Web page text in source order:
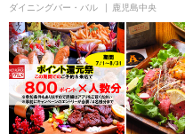
ダイニングバー・バル 鹿児島中央